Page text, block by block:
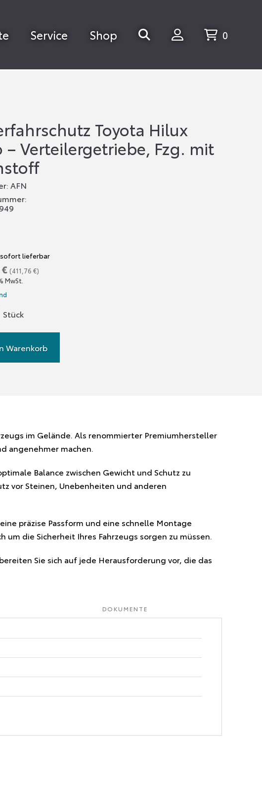
Service Shop 0
Toyota Hilux
– Verteilergetriebe, Fzg. mit
AFN
lieferbar
€ (411,76 €)
MwSt.
Warenkorb
im Gelände. Als renommierter Premiumhersteller
angenehmer machen.
Balance zwischen Gewicht und Schutz zu
vor Steinen, Unebenheiten und anderen
präzise Passform und eine schnelle Montage
die Sicherheit Ihres Fahrzeugs sorgen zu müssen.
Sie sich auf jede Herausforderung vor, die das
DOKUMENTE